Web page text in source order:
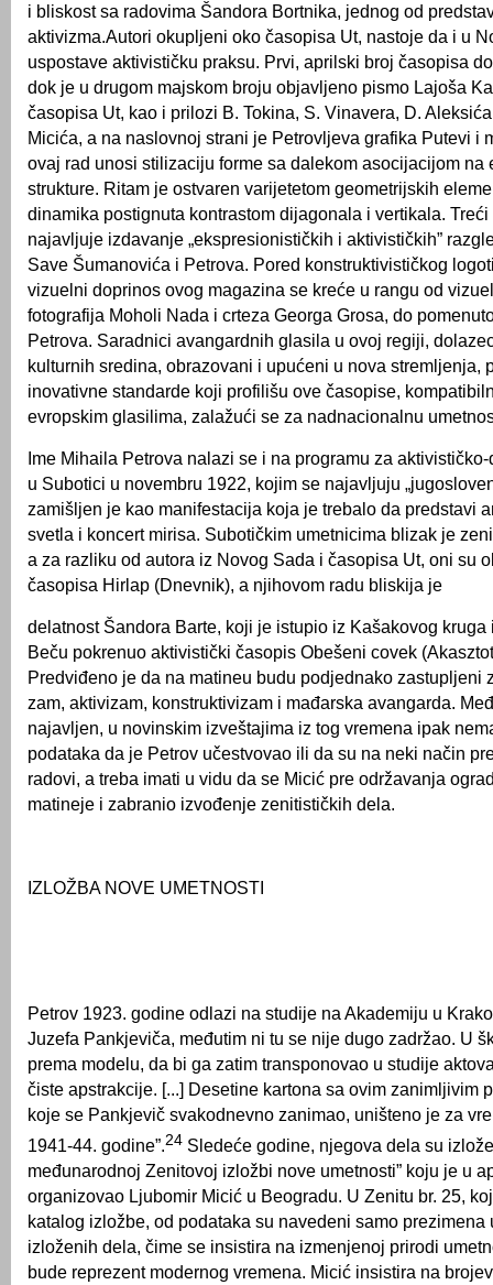
i bliskost sa radovima Šandora Bortnika, jednog od
aktivizma.Autori okupljeni oko časopisa Ut, nastoje da i u
uspostave aktivističku praksu. Prvi, aprilski broj časopisa
dok je u drugom majskom broju objavljeno pismo Lajoša
časopisa Ut, kao i prilozi B. Tokina, S. Vinavera, D.
Micića, a na naslovnoj strani je Petrovljeva grafika Putevi i
ovaj rad unosi stilizaciju forme sa dalekom asocijacijom na
strukture. Ritam je ostvaren varijetetom geometrijskih
dinamika postignuta kontrastom dijagonala i vertikala.
najavljuje izdavanje „ekspresionističkih i aktivističkih”
Save Šumanovića i Petrova. Pored konstruktivističkog
vizuelni doprinos ovog magazina se kreće u rangu od
fotografija Moholi Nada i crteza Georga Grosa, do
Petrova. Saradnici avangardnih glasila u ovoj regiji,
kulturnih sredina, obrazovani i upućeni u nova stremljenja,
inovativne standarde koji profilišu ove časopise,
evropskim glasilima, zalažući se za nadnacionalnu
Ime Mihaila Petrova nalazi se i na programu za
u Subotici u novembru 1922, kojim se najavljuju
zamišljen je kao manifestacija koja je trebalo da predstavi
svetla i koncert mirisa. Subotičkim umetnicima blizak je
a za razliku od autora iz Novog Sada i časopisa Ut, oni su
časopi­sa Hirlap (Dnevnik), a njihovom radu bliskija je
delatnost Šandora Barte, koji je istupio iz Kašakovog kruga
Beču pokrenuo aktivistički časopis Obešeni covek
Predviđeno je da na matineu budu podjednako zastupljeni
zam, aktivizam, konstruktivizam i mađarska avangarda.
najavljen, u novinskim izveštajima iz tog vremena ipak
podataka da je Petrov učestvovao ili da su na neki način
radovi, a treba imati u vidu da se Micić pre održavanja
matineje i zabranio izvođenje zenitističkih dela.
IZLOŽBA NOVE UMETNOSTI
Petrov 1923. godine odlazi na studije na Akademiju u
Juzefa Pankjeviča, me­đutim ni tu se nije dugo zadržao. U
prema modelu, da bi ga zatim transponovao u studije
čiste apstrakcije. [...] Desetine kartona sa ovim zanimljivim
koje se Pankjevič svakodnevno zanimao, uništeno je za
1941-44. godine”.24 Sledeće godine, njegova dela su
međunarodnoj Zenitovoj izložbi nove umetnosti” koju je u
organizovao Ljubomir Micić u Beogradu. U Zenitu br. 25,
katalog izložbe, od podataka su navedeni samo prezimena
izloženih dela, čime se insistira na izmenjenoj prirodi
bude reprezent modernog vremena. Micić insistira na